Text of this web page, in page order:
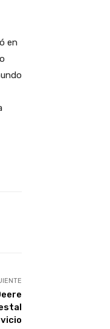
en